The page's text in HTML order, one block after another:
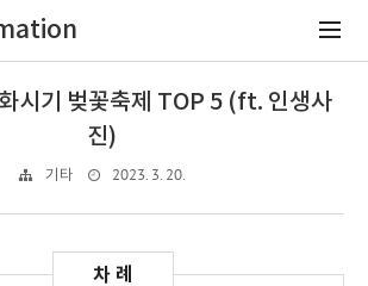
시기 벚꽃축제 TOP 5 (ft. 인생사
진)
기타 2023. 3. 20.